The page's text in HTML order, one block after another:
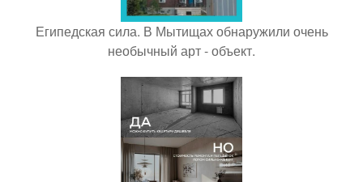
Египедская сила. В Мытищах обнаружили очень
необычный арт - объект.